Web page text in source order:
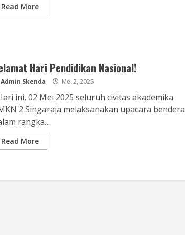
Read More
Hari Pendidikan Nasional!
Admin Skenda Mei 2, 2025
ini, 02 Mei 2025 seluruh civitas akademika
2 Singaraja melaksanakan upacara bendera
rangka...
Read More